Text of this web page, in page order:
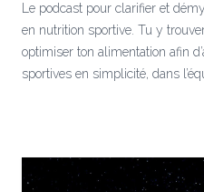
Le podcast pour clarifier et
en nutrition sportive. Tu y
optimiser ton alimentation afin
sportives en simplicité, dans